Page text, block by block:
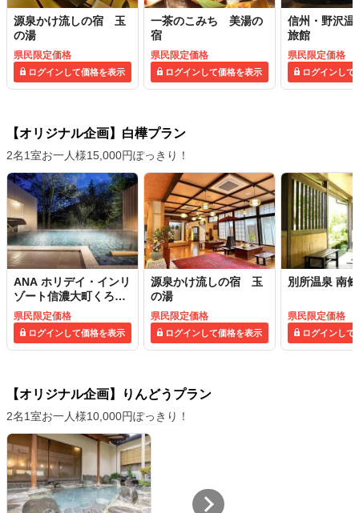
源泉かけ流しの宿 玉
の湯
県民限定価格
ログインして価格を表示
一茶のこみち 美湯の
宿
県民限定価格
ログインして価格を表示
信州・野沢温
旅館
県民限定価格
ログインして
【オリジナル企画】白樺プラン
2名1室お一人様15,000円ぽっきり！
ANA ホリデイ・インリ
ゾート信濃大町くろよ
ん
県民限定価格
ログインして価格を表示
源泉かけ流しの宿 玉
の湯
県民限定価格
ログインして価格を表示
別所温泉 南
県民限定価格
ログインして
【オリジナル企画】りんどうプラン
2名1室お一人様10,000円ぽっきり！